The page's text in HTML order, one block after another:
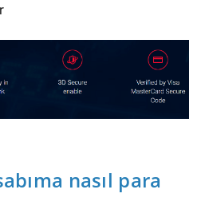
nasıl para